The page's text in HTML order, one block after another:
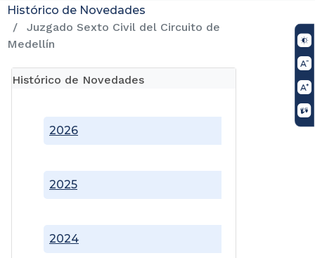
Histórico de Novedades
Juzgado Sexto Civil del Circuito de
Medellín
Histórico de Novedades
2024
2025
2026